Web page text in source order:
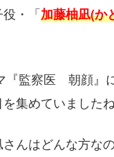
・「加藤柚凪(か
『監察医 朝顔』
集めていましたね
んはどんな方な